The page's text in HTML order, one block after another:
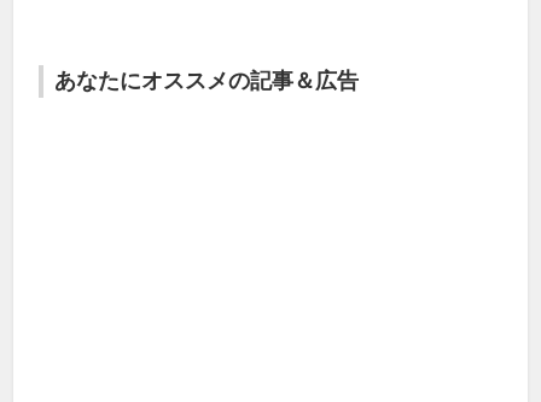
あなたにオススメの記事＆広告